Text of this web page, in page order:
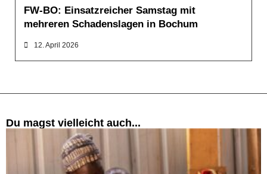
FW-BO: Einsatzreicher Samstag mit
mehreren Schadenslagen in Bochum
12. April 2026
Du magst vielleicht auch...